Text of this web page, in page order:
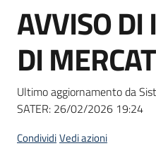
Bandi
strumenti
acquisto
Salta al contenuto
AVVISO
DI
Ultimo aggiornamento da
SATER: 26/02/2026 19:24
CondividiVedi azioni